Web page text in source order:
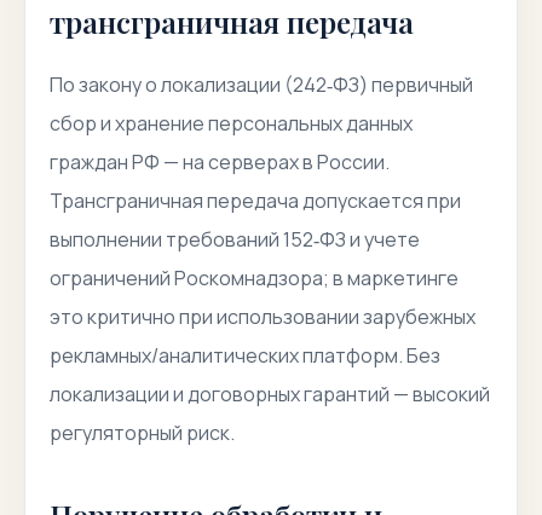
трансграничная передача
По закону о локализации (242‑ФЗ) первичный
сбор и хранение персональных данных
граждан РФ — на серверах в России.
Трансграничная передача допускается при
выполнении требований 152‑ФЗ и учете
ограничений Роскомнадзора; в маркетинге
это критично при использовании зарубежных
рекламных/аналитических платформ. Без
локализации и договорных гарантий — высокий
регуляторный риск.